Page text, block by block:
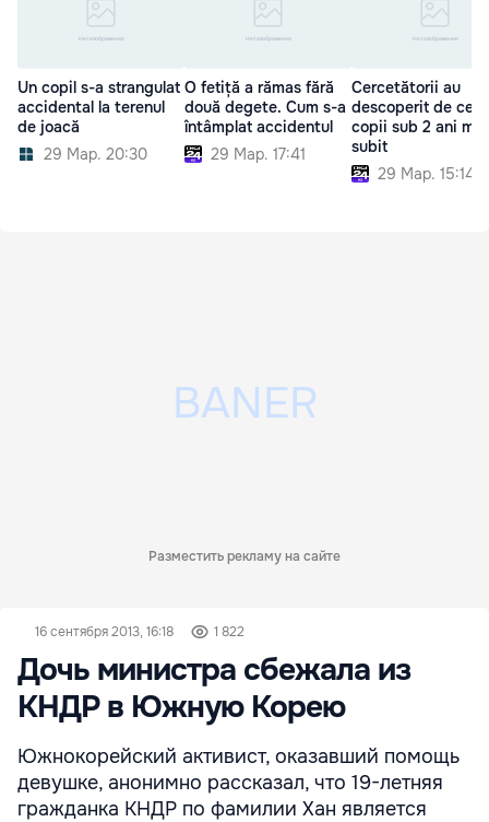
Un copil s-a strangulat
accidental la terenul
de joacă
29 Мар. 20:30
O fetiță a rămas fără
două degete. Cum s-a
întâmplat accidentul
29 Мар. 17:41
Cercetătorii au
descoperit de ce
copii sub 2 ani mor
subit
29 Мар. 15:14
Разместить рекламу на сайте
16 сентября 2013, 16:18 1 822
Дочь министра сбежала из
КНДР в Южную Корею
Южнокорейский активист, оказавший помощь
девушке, анонимно рассказал, что 19-летняя
гражданка КНДР по фамилии Хан является